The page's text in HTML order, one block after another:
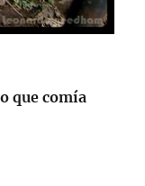
que comía